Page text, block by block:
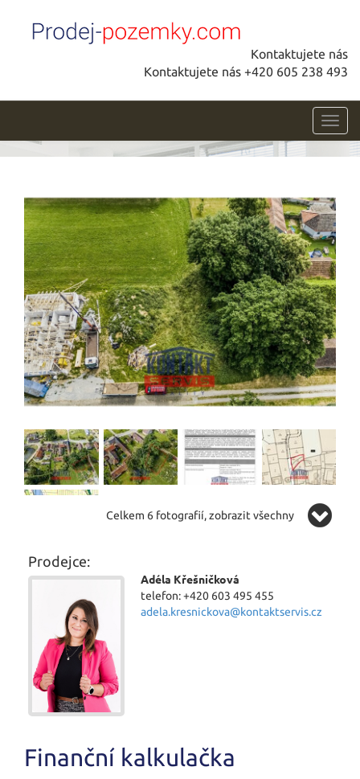
Kontaktujete nás
Kontaktujete nás +420 605 238 493
Celkem 6 fotografií, zobrazit všechny
Prodejce:
Adéla Křešničková
telefon: +420 603 495 455
adela.kresnickova@kontaktservis.cz
Finanční kalkulačka